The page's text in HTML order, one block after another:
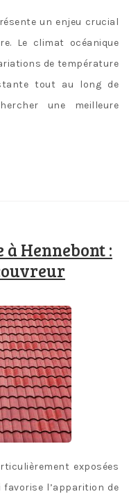
un enjeu crucial
Le climat océanique
de température
tout au long de
une meilleure
Hennebont :
exposées
l’apparition de